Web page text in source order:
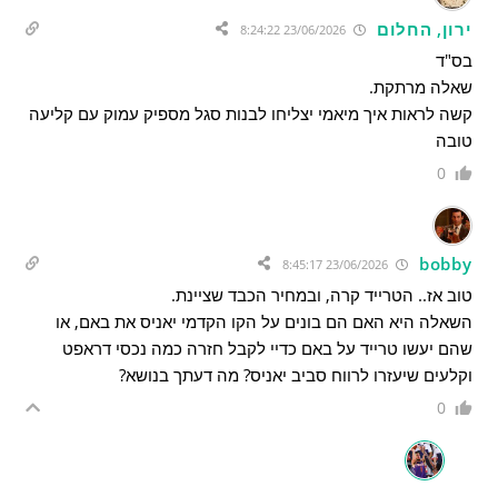
ירון, החלום 23/06/2026 8:24:22
בס"ד
שאלה מרתקת.
קשה לראות איך מיאמי יצליחו לבנות סגל מספיק עמוק עם קליעה
טובה
0
bobby
טוב אז.. הטרייד קרה, ובמחיר הכבד שציינת.
השאלה היא האם הם בונים על הקו הקדמי יאניס את באם, או
שהם יעשו טרייד על באם כדיי לקבל חזרה כמה נכסי דראפט
וקלעים שיעזרו לרווח סביב יאניס? מה דעתך בנושא?
0